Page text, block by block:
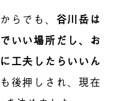
らでも、 谷川岳は
いい場所だし、お
工夫したらいいん
後押しされ、現在